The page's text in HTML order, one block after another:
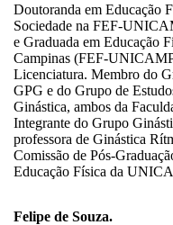
Doutoranda em Educação
Sociedade na FEF-
e Graduada em Educação
Campinas (FEF-
Licenciatura. Membro do
GPG e do Grupo de
Ginástica, ambos da
Integrante do Grupo
professora de Ginástica
Comissão de Pós-
Educação Física da
Felipe de Souza.